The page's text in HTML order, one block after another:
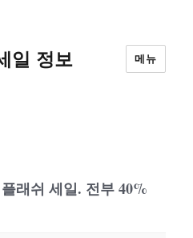
일 정보 메뉴
래쉬 세일. 전부 40%